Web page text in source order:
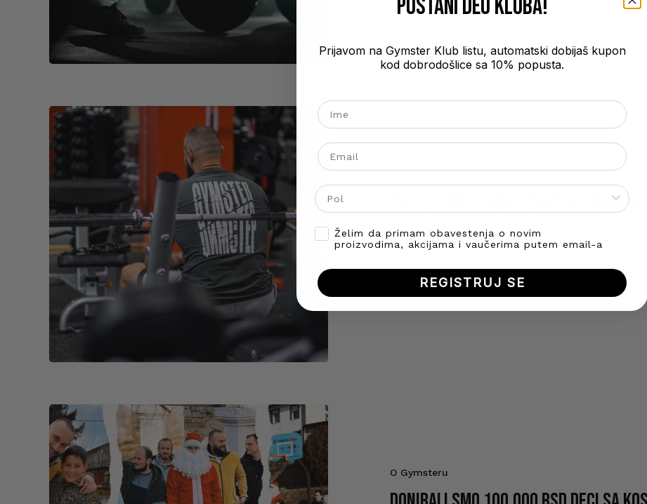
Lifestyle
ŠTA JE PUMP COVER? EVO ŠTA TREBA
PUMP COVER – je najnoviji fitness trend koji
sad otvorite…
Marija Nikolic
januar 28, 2023
O Gymsteru
POSTANI DEO kluba!
Prijavom na Gymster Klub listu, automatski dobijaš kupon
kod dobrodošlice sa 10% popusta.
Ime
Email
Gender
Opt-inŽelim da primam obavestenja o novim
proizvodima, akcijama i vaučerima putem email-a
REGISTRUJ SE